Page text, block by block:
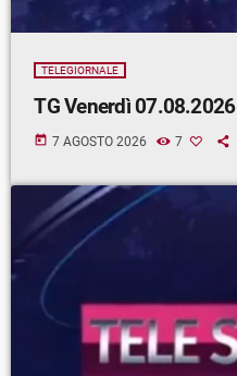
TELEGIORNALE
TG Venerdì 07.08.2026
today 7 AGOSTO 2026 7